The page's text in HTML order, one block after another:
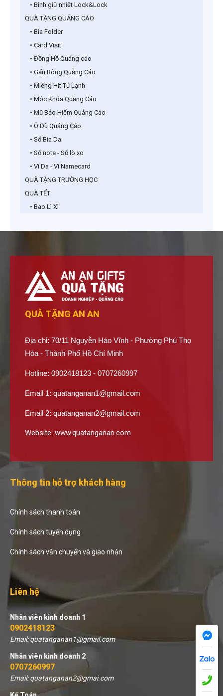
• Bình giữ nhiệt Lock&Lock
QUÀ TẶNG QUẢNG CÁO
• Bìa Folder
• Card Visit
• Đồng Hồ Quảng cáo
• Gấu Bông Quảng Cáo
• Miếng Hít Tủ Lạnh
• Móc Khóa Quảng Cáo
• Mũ Bảo Hiểm Quảng Cáo
• Ô Dù Quảng Cáo
• Sổ Bìa Da
• Sổ note - Sổ lò xo
• Ví Da - Ví Namecard
QUÀ TẶNG TRƯỜNG HỌC
QUÀ TẾT
• Bao Lì Xì
QUÀ TẶNG AN AN
Địa chỉ: 70/11 Nguyễn Háo Vĩnh - Phường Phú Thọ
Hòa - Thành Phố Hồ Chí Minh
Hotline: 0902418123 - 0707260997
Email 1: quatanganan1@gmail.com
Email 2: quatanganan2@gmail.com
Website: www.quatanganan.com
Thông tin hỗ trợ khách hàng
Chính sách thanh toán
Chính sách tuyển dụng
Chính sách vận chuyển và giao nhận
Liên hệ
Nhân viên kinh doanh 1
0902418123
Email: quatanganan1@gmail.com
Nhân viên kinh doanh 2
0707260997
Email: quatanganan2@gmai.com